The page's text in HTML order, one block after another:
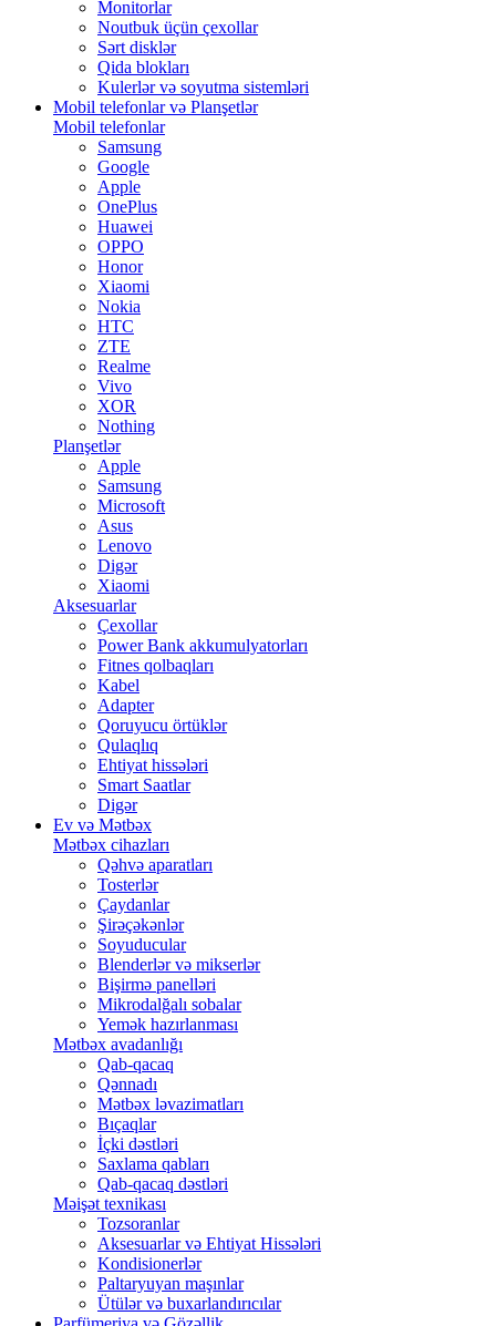
Monitorlar
Noutbuk üçün çexollar
Sərt disklər
Qida blokları
Kulerlər və soyutma sistemləri
Mobil telefonlar və Planşetlər
Mobil telefonlar
Samsung
Google
Apple
OnePlus
Huawei
OPPO
Honor
Xiaomi
Nokia
HTC
ZTE
Realme
Vivo
XOR
Nothing
Planşetlər
Apple
Samsung
Microsoft
Asus
Lenovo
Digər
Xiaomi
Aksesuarlar
Çexollar
Power Bank akkumulyatorları
Fitnes qolbaqları
Kabel
Adapter
Qoruyucu örtüklər
Qulaqlıq
Ehtiyat hissələri
Smart Saatlar
Digər
Ev və Mətbəx
Mətbəx cihazları
Qəhvə aparatları
Tosterlər
Çaydanlar
Şirəçəkənlər
Soyuducular
Blenderlər və mikserlər
Bişirmə panelləri
Mikrodalğalı sobalar
Yemək hazırlanması
Mətbəx avadanlığı
Qab-qacaq
Qənnadı
Mətbəx ləvazimatları
Bıçaqlar
İçki dəstləri
Saxlama qabları
Qab-qacaq dəstləri
Məişət texnikası
Tozsoranlar
Aksesuarlar və Ehtiyat Hissələri
Kondisionerlər
Paltaryuyan maşınlar
Ütülər və buxarlandırıcılar